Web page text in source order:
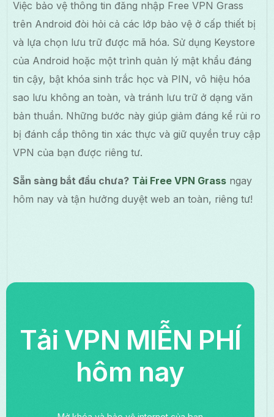
Việc bảo vệ thông tin đăng nhập Free VPN Grass
trên Android đòi hỏi cả các lớp bảo vệ ở cấp thiết bị
và lựa chọn lưu trữ được mã hóa. Sử dụng Keystore
của Android hoặc một trình quản lý mật khẩu đáng
tin cậy, bật khóa sinh trắc học và PIN, vô hiệu hóa
sao lưu không an toàn, và tránh lưu trữ ở dạng văn
bản thuần. Những bước này giúp giảm đáng kể rủi ro
bị đánh cắp thông tin xác thực và giữ quyền truy cập
VPN của bạn được riêng tư.
Sẵn sàng bắt đầu chưa? Tải Free VPN Grass ngay
hôm nay và tận hưởng duyệt web an toàn, riêng tư!
Tải VPN MIỄN PHÍ
hôm nay